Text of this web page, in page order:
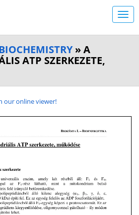
» A
ATP SZERKEZETE,
our online viewer!